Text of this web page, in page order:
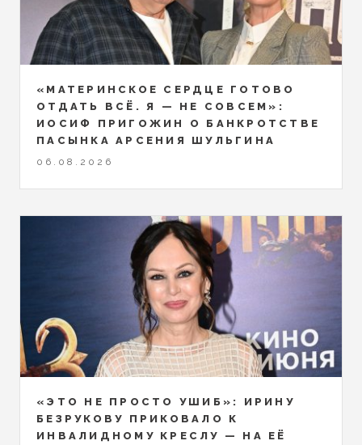
«МАТЕРИНСКОЕ СЕРДЦЕ ГОТОВО
ОТДАТЬ ВСЁ. Я — НЕ СОВСЕМ»:
ИОСИФ ПРИГОЖИН О БАНКРОТСТВЕ
ПАСЫНКА АРСЕНИЯ ШУЛЬГИНА
06.08.2026
«ЭТО НЕ ПРОСТО УШИБ»: ИРИНУ
БЕЗРУКОВУ ПРИКОВАЛО К
ИНВАЛИДНОМУ КРЕСЛУ — НА ЕЁ